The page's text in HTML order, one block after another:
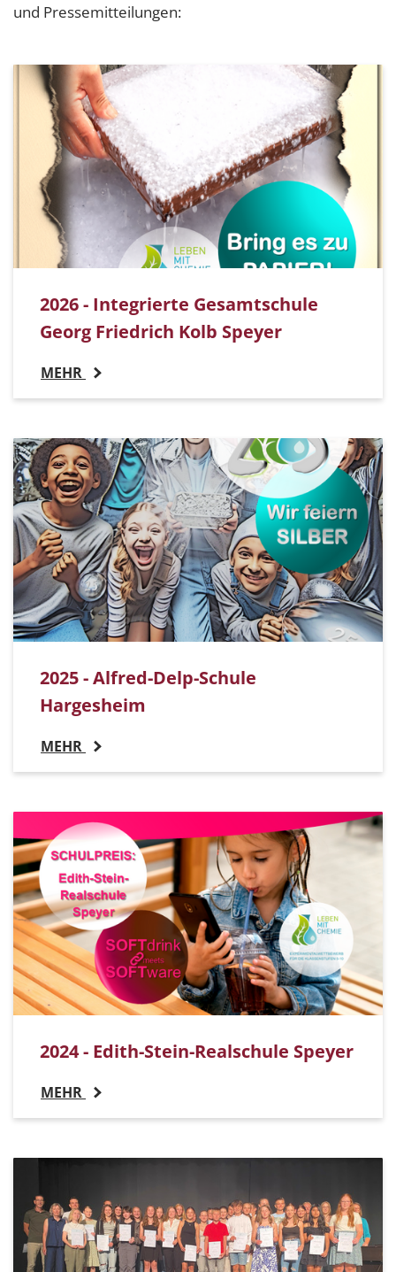
und Pressemitteilungen:
2026 - Integrierte Gesamtschule
Georg Friedrich Kolb Speyer
MEHR
2025 - Alfred-Delp-Schule
Hargesheim
MEHR
2024 - Edith-Stein-Realschule Speyer
MEHR